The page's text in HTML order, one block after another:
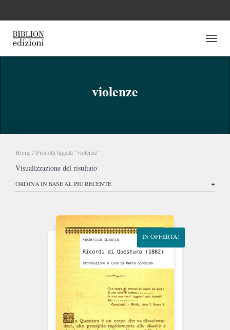
violenze
Home / Prodotti taggati “violenze”
Visualizzazione del risultato
IN OFFERTA!